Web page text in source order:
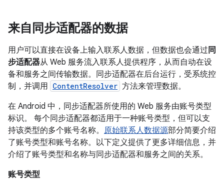
来自同步适配器的数据
用户可以直接在设备上输入联系人数据，但数据也会通过 同
步适配器从 Web 服务流入联系人提供程序，从而自动在设
备和服务之间传输数据。同步适配器在后台运行，受系统控
制，并调用 ContentResolver 方法来管理数据。
在 Android 中，同步适配器所使用的 Web 服务由账号类型
标识。 每个同步适配器都适用于一种账号类型，但可以支
持该类型的多个账号名称。 原始联系人数据源部分简要介绍
了账号类型和账号名称。以下定义提供了更多详细信息，并
介绍了账号类型和名称与同步适配器和服务之间的关系。
账号类型